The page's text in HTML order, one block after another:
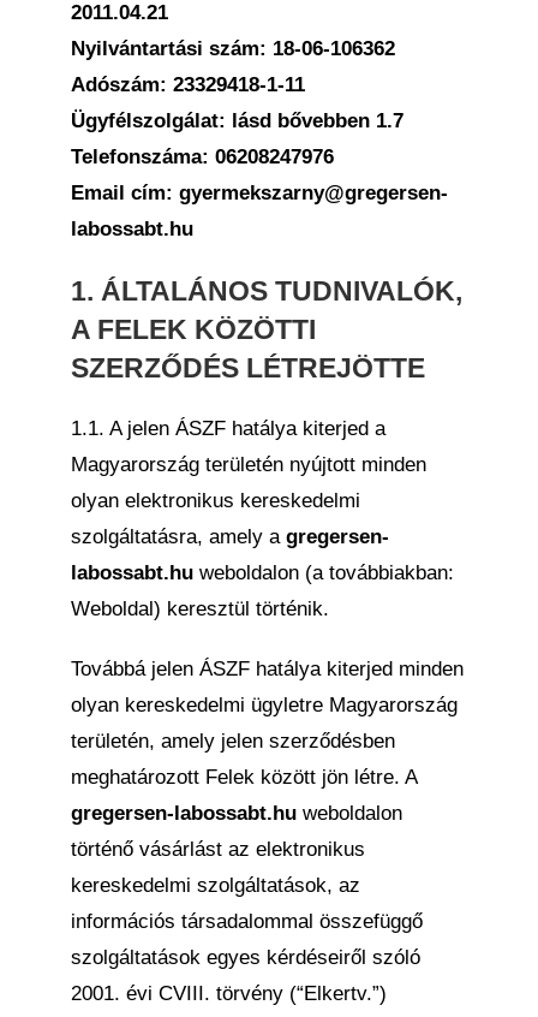
2011.04.21
Nyilvántartási szám: 18-06-106362
Adószám: 23329418-1-11
Ügyfélszolgálat: lásd bővebben 1.7
Telefonszáma: 06208247976
Email cím: gyermekszarny@gregersen-
labossabt.hu
1. ÁLTALÁNOS TUDNIVALÓK,
A FELEK KÖZÖTTI
SZERZŐDÉS LÉTREJÖTTE
1.1. A jelen ÁSZF hatálya kiterjed a
Magyarország területén nyújtott minden
olyan elektronikus kereskedelmi
szolgáltatásra, amely agregersen-
labossabt.hu weboldalon (a továbbiakban:
Weboldal) keresztül történik.
Továbbá jelen ÁSZF hatálya kiterjed minden
olyan kereskedelmi ügyletre Magyarország
területén, amely jelen szerződésben
meghatározott Felek között jön létre. A
gregersen-labossabt.hu weboldalon
történő vásárlást az elektronikus
kereskedelmi szolgáltatások, az
információs társadalommal összefüggő
szolgáltatások egyes kérdéseiről szóló
2001. évi CVIII. törvény (“Elkertv.”)